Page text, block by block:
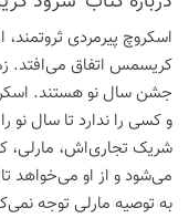
اسکروچ پیرمردی
کریسمس اتفاق می‌افتد.
جشن سال نو هستند.
و کسی را ندارد تا سال نو
شریک تجاری‌اش، مارلی،
می‌شود و از او می‌خواهد
به توصیه مارلی توجه